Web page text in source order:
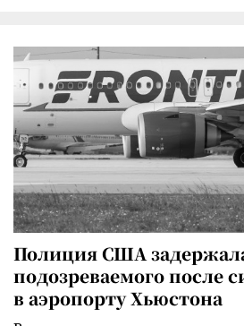
Полиция США
подозреваемого после
в аэропорту Хьюстона